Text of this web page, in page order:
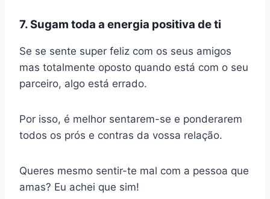
7. Sugam toda a energia positiva de ti
Se se sente super feliz com os seus amigos
mas totalmente oposto quando está com o seu
parceiro, algo está errado.
Por isso, é melhor sentarem-se e ponderarem
todos os prós e contras da vossa relação.
Queres mesmo sentir-te mal com a pessoa que
amas? Eu achei que sim!